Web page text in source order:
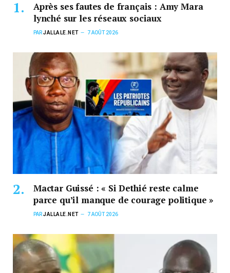
Après ses fautes de français : Amy Mara
lynché sur les réseaux sociaux
PARJALLALE.NET 7 AOÛT 2026
Mactar Guissé : « Si Dethié reste calme
parce qu’il manque de courage politique »
PARJALLALE.NET 7 AOÛT 2026